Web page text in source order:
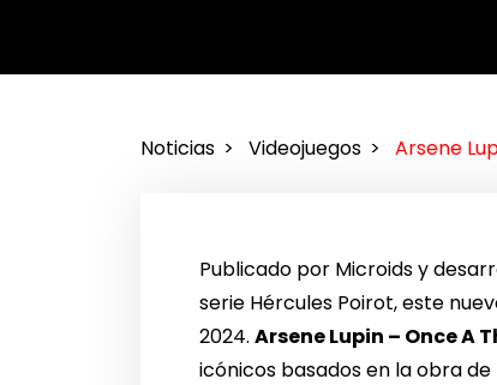
Noticias Videojuegos Arsene
Publicado por Microids y
serie Hércules Poirot, este
2024.Arsene Lupin – Once A
icónicos basados en la obra